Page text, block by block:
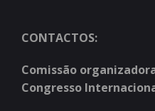
CONTACTOS:
Comissão
Congresso